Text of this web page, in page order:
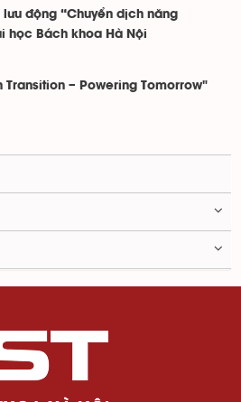
lưu động “Chuyển dịch năng
học Bách khoa Hà Nội
Transition – Powering Tomorrow"